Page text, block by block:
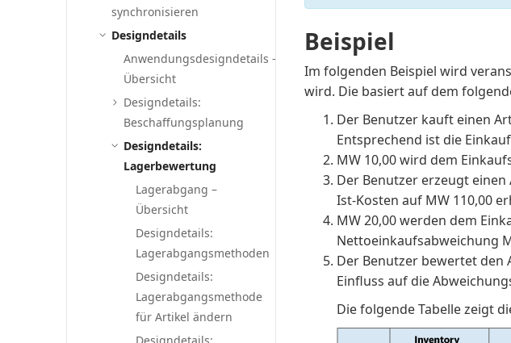
synchronisieren
Designdetails
Anwendungsdesigndetails –
Übersicht
Designdetails:
Beschaffungsplanung
Designdetails:
Lagerbewertung
Lagerabgang –
Übersicht
Designdetails:
Lagerabgangsmethoden
Designdetails:
Lagerabgangsmethode
für Artikel ändern
Beispiel
Im folgenden Beispiel wird
wird. Die basiert auf dem
Der Benutzer kauft einen
Entsprechend ist die
MW 10,00 wird dem
Der Benutzer erzeugt
Ist-Kosten auf MW 110,00
MW 20,00 werden dem
Nettoeinkaufsabweichung
Der Benutzer bewertet den
Einfluss auf die
Die folgende Tabelle zeigt